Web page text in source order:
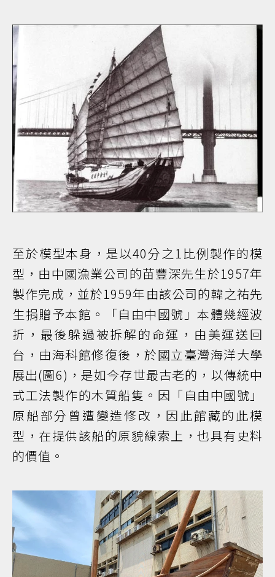
至於模型本身，是以40分之1比例製作的模
型，由中國漁業公司的苗豐深先生於1957年
製作完成，並於1959年由該公司的韓之祐先
生捐贈予本館。「自由中國號」本體幾經波
折，最後躲過被拆解的命運，由美運送回
台，由海科館修復後，於國立臺灣海洋大學
展出(圖6)，是如今存世最古老的，以傳統中
式工法製作的木質船隻。因「自由中國號」
原船部分曾遭變造修改，因此館藏的此模
型，在提供該船的原貌線索上，也具有史料
的價值。